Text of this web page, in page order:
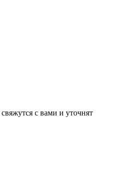
с вами и уточнят